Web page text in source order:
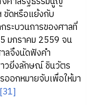
ขัดหรือแย้งกับ
ระบวนการของศาลที่
มกราคม 2559 จน
ลจึงนัดฟังคำ
วยิ่งลักษณ์ ชินวัตร
อกหมายจับเพื่อให้มา
[31]